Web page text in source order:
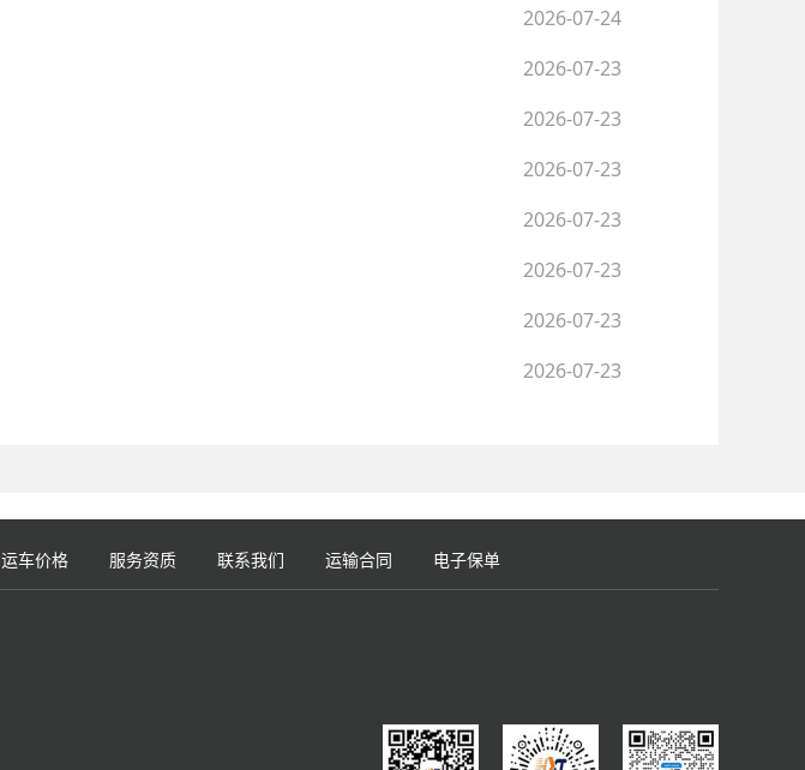
2026-07-24
2026-07-23
2026-07-23
2026-07-23
2026-07-23
2026-07-23
2026-07-23
2026-07-23
运车价格 服务资质 联系我们 运输合同 电子保单